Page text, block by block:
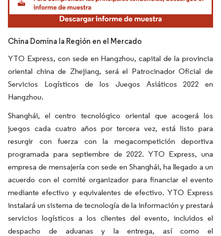
China Domina la Región en el Mercado
YTO Express, con sede en Hangzhou, capital de la provincia
oriental china de Zhejiang, será el Patrocinador Oficial de
Servicios Logísticos de los Juegos Asiáticos 2022 en
Hangzhou.
Shanghái, el centro tecnológico oriental que acogerá los
juegos cada cuatro años por tercera vez, está listo para
resurgir con fuerza con la megacompetición deportiva
programada para septiembre de 2022. YTO Express, una
empresa de mensajería con sede en Shanghái, ha llegado a un
acuerdo con el comité organizador para financiar el evento
mediante efectivo y equivalentes de efectivo. YTO Express
instalará un sistema de tecnología de la información y prestará
servicios logísticos a los clientes del evento, incluidos el
despacho de aduanas y la entrega, así como el